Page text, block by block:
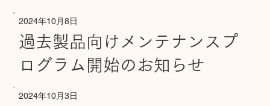
2024年10月8日
過去製品向けメンテナンスプ
ログラム開始のお知らせ
2024年10月3日